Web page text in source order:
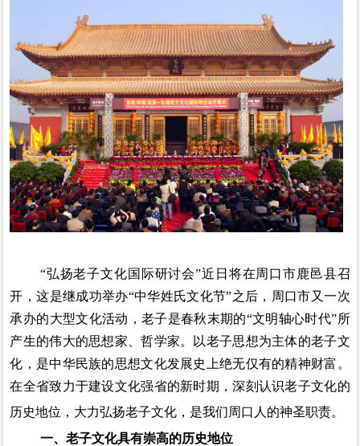
“弘扬老子文化国际研讨会”近日将在周口市鹿邑县召
开，这是继成功举办“中华姓氏文化节”之后，周口市又一次
承办的大型文化活动，老子是春秋末期的“文明轴心时代”所
产生的伟大的思想家、哲学家。以老子思想为主体的老子文
化，是中华民族的思想文化发展史上绝无仅有的精神财富。
在全省致力于建设文化强省的新时期，深刻认识老子文化的
历史地位，大力弘扬老子文化，是我们周口人的神圣职责。
一、老子文化具有崇高的历史地位